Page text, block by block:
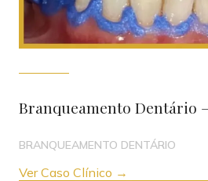
Branqueamento Dentário
BRANQUEAMENTO DENTÁRIO
Ver Caso Clínico →